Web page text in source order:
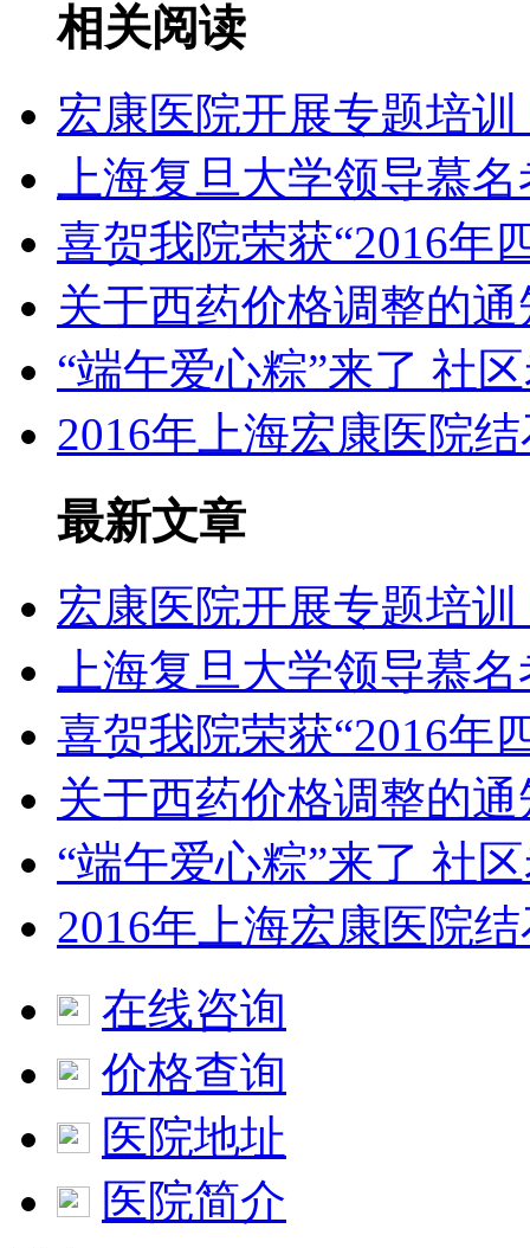
相关阅读
宏康医院开展专题培
上海复旦大学领导慕
喜贺我院荣获“2016年
关于西药价格调整的通
“端午爱心粽”来了 社
2016年上海宏康医院
最新文章
宏康医院开展专题培
上海复旦大学领导慕
喜贺我院荣获“2016年
关于西药价格调整的通
“端午爱心粽”来了 社
2016年上海宏康医院
在线咨询
价格查询
医院地址
医院简介